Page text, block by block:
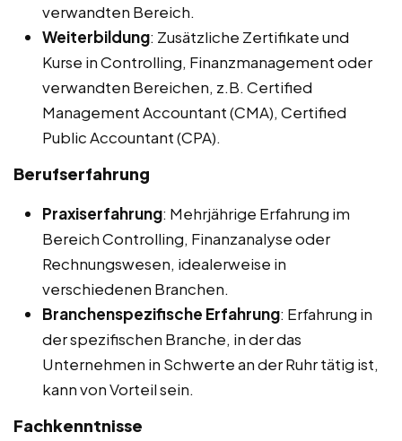
verwandten Bereich.
Weiterbildung: Zusätzliche Zertifikate und
Kurse in Controlling, Finanzmanagement oder
verwandten Bereichen, z.B. Certified
Management Accountant (CMA), Certified
Public Accountant (CPA).
Berufserfahrung
Praxiserfahrung: Mehrjährige Erfahrung im
Bereich Controlling, Finanzanalyse oder
Rechnungswesen, idealerweise in
verschiedenen Branchen.
Branchenspezifische Erfahrung: Erfahrung in
der spezifischen Branche, in der das
Unternehmen in Schwerte an der Ruhr tätig ist,
kann von Vorteil sein.
Fachkenntnisse